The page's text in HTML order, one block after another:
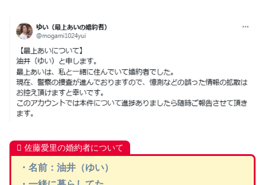
佐藤愛里の婚約者について
・名前：油井（ゆい）